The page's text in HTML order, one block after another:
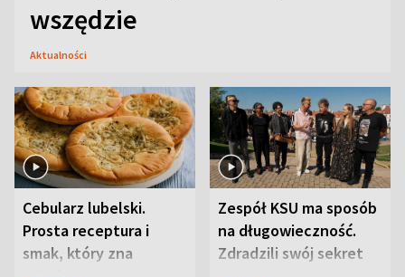
wszędzie
Aktualności
Cebularz lubelski.
Prosta receptura i
smak, który zna
Zespół KSU ma sposób
na długowieczność.
Zdradzili swój sekret